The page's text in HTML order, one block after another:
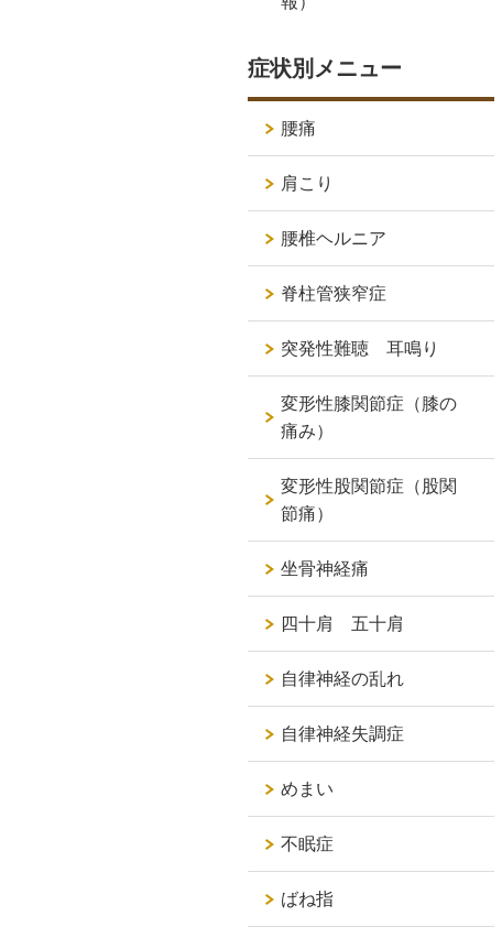
症状別メニュー
腰痛
肩こり
腰椎ヘルニア
脊柱管狭窄症
突発性難聴 耳鳴り
変形性膝関節症（膝の
痛み）
変形性股関節症（股関
節痛）
坐骨神経痛
四十肩 五十肩
自律神経の乱れ
自律神経失調症
めまい
不眠症
ばね指